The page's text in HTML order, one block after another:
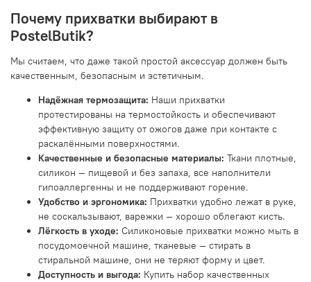
Почему прихватки выбирают в
PostelButik?
Мы считаем, что даже такой простой аксессуар должен быть
качественным, безопасным и эстетичным.
Надёжная термозащита: Наши прихватки
протестированы на термостойкость и обеспечивают
эффективную защиту от ожогов даже при контакте с
раскалёнными поверхностями.
Качественные и безопасные материалы: Ткани плотные,
силикон — пищевой и без запаха, все наполнители
гипоаллергенны и не поддерживают горение.
Удобство и эргономика: Прихватки удобно лежат в руке,
не соскальзывают, варежки — хорошо облегают кисть.
Лёгкость в уходе: Силиконовые прихватки можно мыть в
посудомоечной машине, тканевые — стирать в
стиральной машине, они не теряют форму и цвет.
Доступность и выгода: Купить набор качественных